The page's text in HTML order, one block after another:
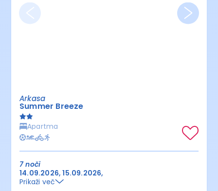
Arkasa
Summer Breeze
Apartma
7 noči
14.09.2026 15.09.2026
Prikaži več